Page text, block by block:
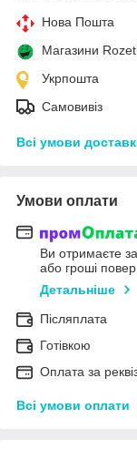
Нова Пошта
Магазини
Укрпошта
Самовивіз
Всі умови
Умови оплати
Ви отримаєте
або гроші
Детальніше
Післяплата
Готівкою
Оплата за
Всі умови оплати